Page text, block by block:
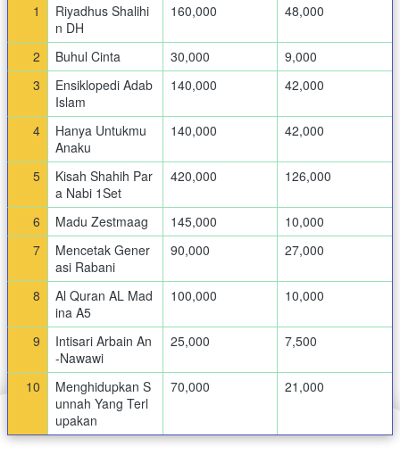
1
Riyadhus Shalihi
n DH
160,000 48,000
2 Buhul Cinta 30,000
9,000
3
Ensiklopedi Adab
Islam
140,000 42,000
4
Hanya Untukmu
Anaku
140,000 42,000
5
Kisah Shahih Par
a Nabi 1Set
420,000 126,000
6 Madu Zestmaag 145,000
10,000
7
Mencetak Gener
asi Rabani
90,000 27,000
8
Al Quran AL Mad
ina A5
100,000 10,000
9
Intisari Arbain An
-Nawawi
25,000 7,500
10
Menghidupkan S
unnah Yang Terl
upakan
70,000 21,000